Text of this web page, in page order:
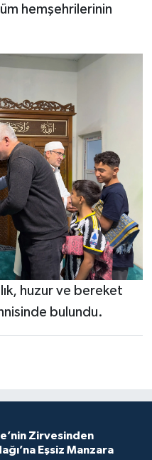
hemşehrilerinin
huzur ve bereket
bulundu.
Zirvesinden
Eşsiz Manzara